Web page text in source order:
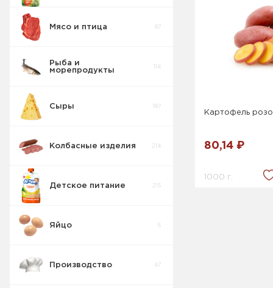
Мясо и птица 87
Рыба и
морепродукты
114
Рыба
Сыры 187
Колбасные изделия 214
Детское питание 215
Яйцо 6
Производство 47
Картофель
80,14 ₽
1000 г.